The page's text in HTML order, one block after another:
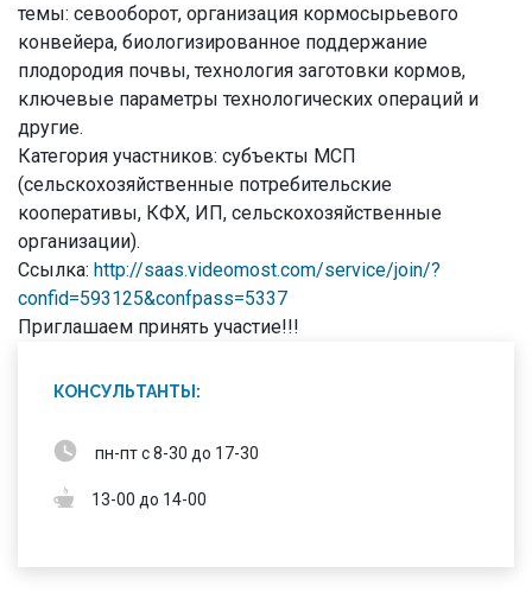
темы: севооборот, организация кормосырьевого
конвейера, биологизированное поддержание
плодородия почвы, технология заготовки кормов,
ключевые параметры технологических операций и
другие.
Категория участников: субъекты МСП
(сельскохозяйственные потребительские
кооперативы, КФХ, ИП, сельскохозяйственные
организации).
Ссылка: http://saas.videomost.com/service/join/?
confid=593125&confpass=5337
Приглашаем принять участие!!!
КОНСУЛЬТАНТЫ:
пн-пт с 8-30 до 17-30
13-00 до 14-00